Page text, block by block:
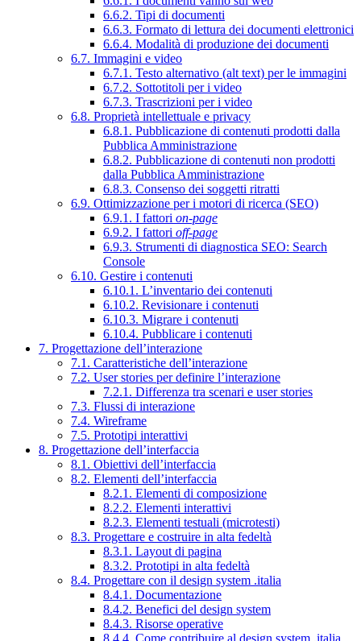
6.6.2. Tipi di documenti
6.6.3. Formato di lettura dei documenti elettronici
6.6.4. Modalità di produzione dei documenti
6.7. Immagini e video
6.7.1. Testo alternativo (alt text) per le immagini
6.7.2. Sottotitoli per i video
6.7.3. Trascrizioni per i video
6.8. Proprietà intellettuale e privacy
6.8.1. Pubblicazione di contenuti prodotti dalla
Pubblica Amministrazione
6.8.2. Pubblicazione di contenuti non prodotti
dalla Pubblica Amministrazione
6.8.3. Consenso dei soggetti ritratti
6.9. Ottimizzazione per i motori di ricerca (SEO)
6.9.1. I fattori on-page
6.9.2. I fattori off-page
6.9.3. Strumenti di diagnostica SEO: Search
Console
6.10. Gestire i contenuti
6.10.1. L’inventario dei contenuti
6.10.2. Revisionare i contenuti
6.10.3. Migrare i contenuti
6.10.4. Pubblicare i contenuti
7. Progettazione dell’interazione
7.1. Caratteristiche dell’interazione
7.2. User stories per definire l’interazione
7.2.1. Differenza tra scenari e user stories
7.3. Flussi di interazione
7.4. Wireframe
7.5. Prototipi interattivi
8. Progettazione dell’interfaccia
8.1. Obiettivi dell’interfaccia
8.2. Elementi dell’interfaccia
8.2.1. Elementi di composizione
8.2.2. Elementi interattivi
8.2.3. Elementi testuali (microtesti)
8.3. Progettare e costruire in alta fedeltà
8.3.1. Layout di pagina
8.3.2. Prototipi in alta fedeltà
8.4. Progettare con il design system .italia
8.4.1. Documentazione
8.4.2. Benefici del design system
8.4.3. Risorse operative
8.4.4. Come contribuire al design system .italia